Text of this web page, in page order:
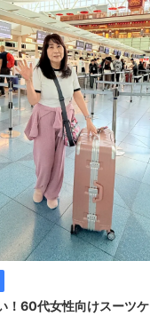
！60代女性向けスーツ